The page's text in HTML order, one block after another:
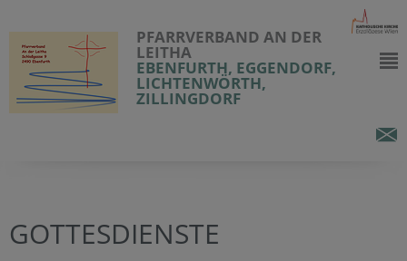
PFARRVERBAND AN DER
LEITHA
EBENFURTH, EGGENDORF,
LICHTENWÖRTH,
ZILLINGDORF
GOTTESDIENSTE